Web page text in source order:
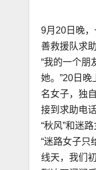
9月20日晚
善救援队求助
“我的一个朋
她。”20日
名女子，独
接到求助电
“秋风”和迷
“迷路女子只
线天，我们